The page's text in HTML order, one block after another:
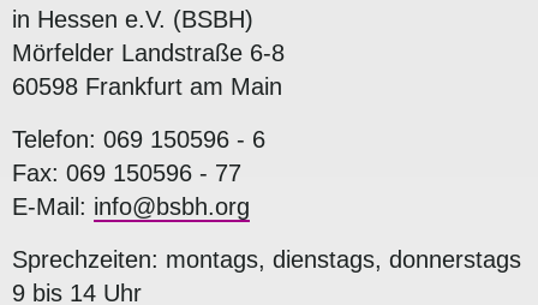
in Hessen e.V. (BSBH)
Mörfelder Landstraße 6-8
60598 Frankfurt am Main
Telefon: 069 150596 - 6
Fax: 069 150596 - 77
E-Mail: info@bsbh.org
Sprechzeiten: montags, dienstags, donnerstags
9 bis 14 Uhr